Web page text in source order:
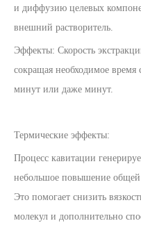
и диффузию целевых
внешний растворитель.
Эффекты: Скорость
сокращая необходимое время
минут или даже минут.
Термические эффекты:
Процесс кавитации
небольшое повышение общей
Это помогает снизить
молекул и дополнительно